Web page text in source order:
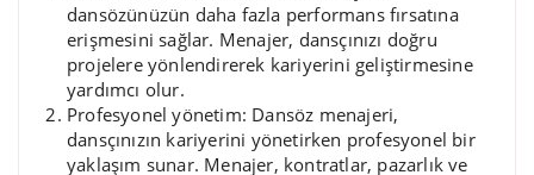
dansözünüzün daha fazla performans fırsatına
erişmesini sağlar. Menajer, dansçınızı doğru
projelere yönlendirerek kariyerini geliştirmesine
yardımcı olur.
Profesyonel yönetim: Dansöz menajeri,
dansçınızın kariyerini yönetirken profesyonel bir
yaklaşım sunar. Menajer, kontratlar, pazarlık ve